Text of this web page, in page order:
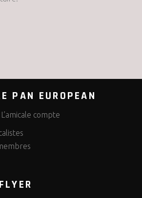
PAN EUROPEAN
compte